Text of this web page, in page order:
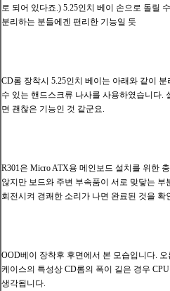
로 되어 있다죠.) 5.25인치 베이 손으로 돌릴
분리하는 분들에겐 편리한 기능일 듯
CD롬 장착시 5.25인치 베이는 아래와 같이
수 있는 핸드스크류 나사를 사용하였습니다.
면 괜찮은 기능인 것 같군요.
R301은 Micro ATX용 메인보드 설치를 위한
않지만 보드와 주변 부속품이 서로 맞닿는 부
회전시켜 경쾌한 소리가 나면 완료된 것을 확
OOD베이 장착후 후면에서 본 모습입니다.
케이스의 특성상 CD롬의 폭이 길은 경우
생각됩니다.